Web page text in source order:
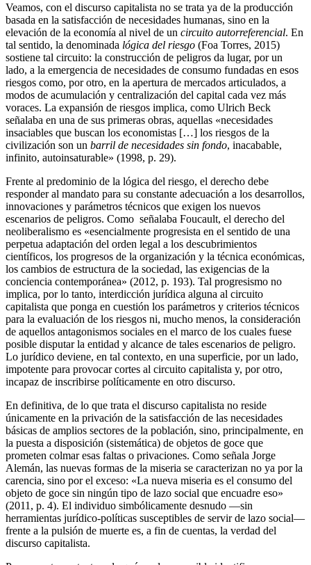
Veamos, con el discurso capitalista no se trata ya de la producción
basada en la satisfacción de necesidades humanas, sino en la
elevación de la economía al nivel de un circuito autorreferencial. En
tal sentido, la denominada lógica del riesgo (Foa Torres, 2015)
sostiene tal circuito: la construcción de peligros da lugar, por un
lado, a la emergencia de necesidades de consumo fundadas en esos
riesgos como, por otro, en la apertura de mercados articulados, a
modos de acumulación y centralización del capital cada vez más
voraces. La expansión de riesgos implica, como Ulrich Beck
señalaba en una de sus primeras obras, aquellas «necesidades
insaciables que buscan los economistas […] los riesgos de la
civilización son un barril de necesidades sin fondo, inacabable,
infinito, autoinsaturable» (1998, p. 29).
Frente al predominio de la lógica del riesgo, el derecho debe
responder al mandato para su constante adecuación a los desarrollos,
innovaciones y parámetros técnicos que exigen los nuevos
escenarios de peligros. Como señalaba Foucault, el derecho del
neoliberalismo es «esencialmente progresista en el sentido de una
perpetua adaptación del orden legal a los descubrimientos
científicos, los progresos de la organización y la técnica económicas,
los cambios de estructura de la sociedad, las exigencias de la
conciencia contemporánea» (2012, p. 193). Tal progresismo no
implica, por lo tanto, interdicción jurídica alguna al circuito
capitalista que ponga en cuestión los parámetros y criterios técnicos
para la evaluación de los riesgos ni, mucho menos, la consideración
de aquellos antagonismos sociales en el marco de los cuales fuese
posible disputar la entidad y alcance de tales escenarios de peligro.
Lo jurídico deviene, en tal contexto, en una superficie, por un lado,
impotente para provocar cortes al circuito capitalista y, por otro,
incapaz de inscribirse políticamente en otro discurso.
En definitiva, de lo que trata el discurso capitalista no reside
únicamente en la privación de la satisfacción de las necesidades
básicas de amplios sectores de la población, sino, principalmente, en
la puesta a disposición (sistemática) de objetos de goce que
prometen colmar esas faltas o privaciones. Como señala Jorge
Alemán, las nuevas formas de la miseria se caracterizan no ya por la
carencia, sino por el exceso: «La nueva miseria es el consumo del
objeto de goce sin ningún tipo de lazo social que encuadre eso»
(2011, p. 4). El individuo simbólicamente desnudo —sin
herramientas jurídico-políticas susceptibles de servir de lazo social—
frente a la pulsión de muerte es, a fin de cuentas, la verdad del
discurso capitalista.